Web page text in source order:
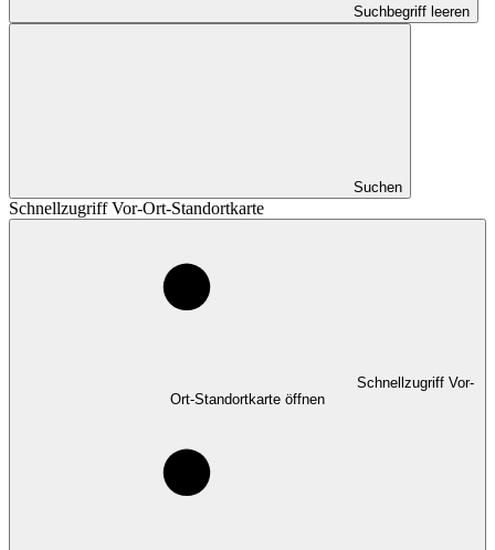
Suchbegriff leeren
Suchen
Schnellzugriff Vor-Ort-Standortkarte
Schnellzugriff Vor-
Ort-Standortkarte öffnen